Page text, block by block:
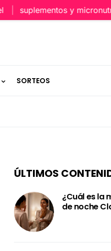
suplementos y
SORTEOS
ÚLTIMOS
¿Cuál es la
de noche